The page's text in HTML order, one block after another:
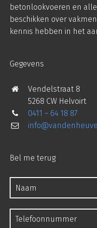
betonlookvoeren en
beschikken over
kennis hebben in het
Gegevens
Vendelstraat 8
5268 CW Helvoirt
0411 – 64 18 87
Bel me terug